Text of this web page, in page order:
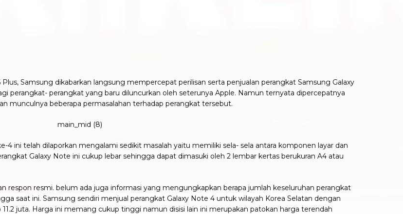
Samsung dikabarkan langsung mempercepat perilisan serta penjualan perangkat Samsung Galaxy
perangkat- perangkat yang baru diluncurkan oleh seterunya Apple. Namun ternyata dipercepatnya
munculnya beberapa permasalahan terhadap perangkat tersebut.
4 ini telah dilaporkan mengalami sedikit masalah yaitu memiliki sela- sela antara komponen layar dan
Galaxy Note ini cukup lebar sehingga dapat dimasuki oleh 2 lembar kertas berukuran A4 atau
respon resmi. belum ada juga informasi yang mengungkapkan berapa jumlah keseluruhan perangkat
saat ini. Samsung sendiri menjual perangkat Galaxy Note 4 untuk wilayah Korea Selatan dengan
juta. Harga ini memang cukup tinggi namun disisi lain ini merupakan patokan harga terendah